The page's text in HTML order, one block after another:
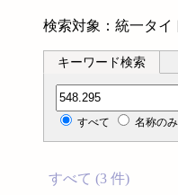
検索対象：統一タイ
キーワード検索
分類記号検索
すべて 名称のみ
すべて (3 件)